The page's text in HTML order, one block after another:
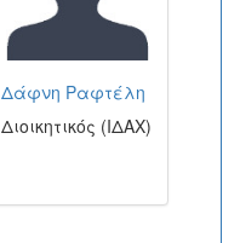
Δάφνη Ραφτέλη
Διοικητικός (ΙΔΑΧ)